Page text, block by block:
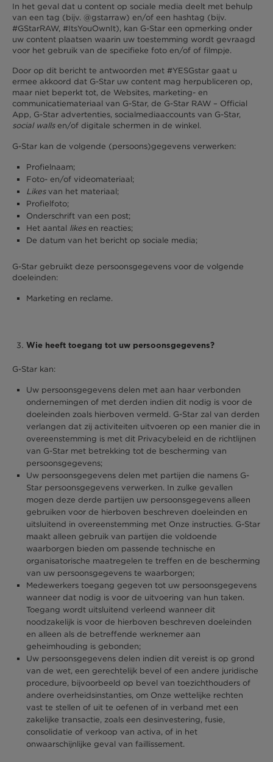
In het geval dat u content op sociale media deelt met behulp
van een tag (bijv. @gstarraw) en/of een hashtag (bijv.
#GStarRAW, #ItsYouOwnIt), kan G-Star een opmerking onder
uw content plaatsen waarin uw toestemming wordt gevraagd
voor het gebruik van de specifieke foto en/of of filmpje.
Door op dit bericht te antwoorden met #YESGstar gaat u
ermee akkoord dat G-Star uw content mag herpubliceren op,
maar niet beperkt tot, de Websites, marketing- en
communicatiemateriaal van G-Star, de G-Star RAW – Official
App, G-Star advertenties, socialmediaaccounts van G-Star,
social wallsen/of digitale schermen in de winkel.
G-Star kan de volgende (persoons)gegevens verwerken:
Profielnaam;
Foto- en/of videomateriaal;
Likesvan het materiaal;
Profielfoto;
Onderschrift van een post;
Het aantal likesen reacties;
De datum van het bericht op sociale media;
G-Star gebruikt deze persoonsgegevens voor de volgende
doeleinden:
Marketing en reclame.
Wie heeft toegang tot uw persoonsgegevens?
G-Star kan:
Uw persoonsgegevens delen met aan haar verbonden
ondernemingen of met derden indien dit nodig is voor de
doeleinden zoals hierboven vermeld. G-Star zal van derden
verlangen dat zij activiteiten uitvoeren op een manier die in
overeenstemming is met dit Privacybeleid en de richtlijnen
van G-Star met betrekking tot de bescherming van
persoonsgegevens;
Uw persoonsgegevens delen met partijen die namens G-
Star persoonsgegevens verwerken. In zulke gevallen
mogen deze derde partijen uw persoonsgegevens alleen
gebruiken voor de hierboven beschreven doeleinden en
uitsluitend in overeenstemming met Onze instructies. G-Star
maakt alleen gebruik van partijen die voldoende
waarborgen bieden om passende technische en
organisatorische maatregelen te treffen en de bescherming
van uw persoonsgegevens te waarborgen;
Medewerkers toegang gegeven tot uw persoonsgegevens
wanneer dat nodig is voor de uitvoering van hun taken.
Toegang wordt uitsluitend verleend wanneer dit
noodzakelijk is voor de hierboven beschreven doeleinden
en alleen als de betreffende werknemer aan
geheimhouding is gebonden;
Uw persoonsgegevens delen indien dit vereist is op grond
van de wet, een gerechtelijk bevel of een andere juridische
procedure, bijvoorbeeld op bevel van toezichthouders of
andere overheidsinstanties, om Onze wettelijke rechten
vast te stellen of uit te oefenen of in verband met een
zakelijke transactie, zoals een desinvestering, fusie,
consolidatie of verkoop van activa, of in het
onwaarschijnlijke geval van faillissement.